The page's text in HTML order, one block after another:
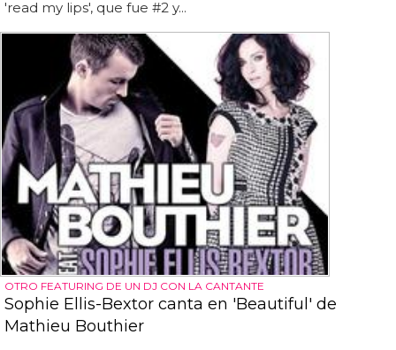
'read my lips', que fue #2 y...
OTRO FEATURING DE UN DJ CON LA CANTANTE
Sophie Ellis-Bextor canta en 'Beautiful' de
Mathieu Bouthier